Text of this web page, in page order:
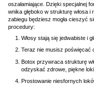
oszałamiające. Dzięki specjalnej
wnika głęboko w strukturę włosa
zabiegu będziesz mogła cieszyć
procedury:
Włosy stają się jedwabiste i
Teraz nie musisz poświęcać
Botox przywraca strukturę
odzyskać zdrowe, piękne loki.
Prostowanie niesfornych